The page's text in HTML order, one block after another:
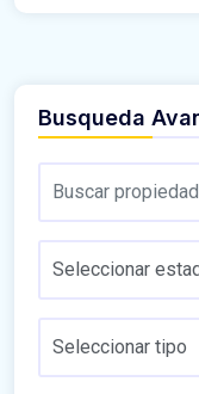
Busqueda